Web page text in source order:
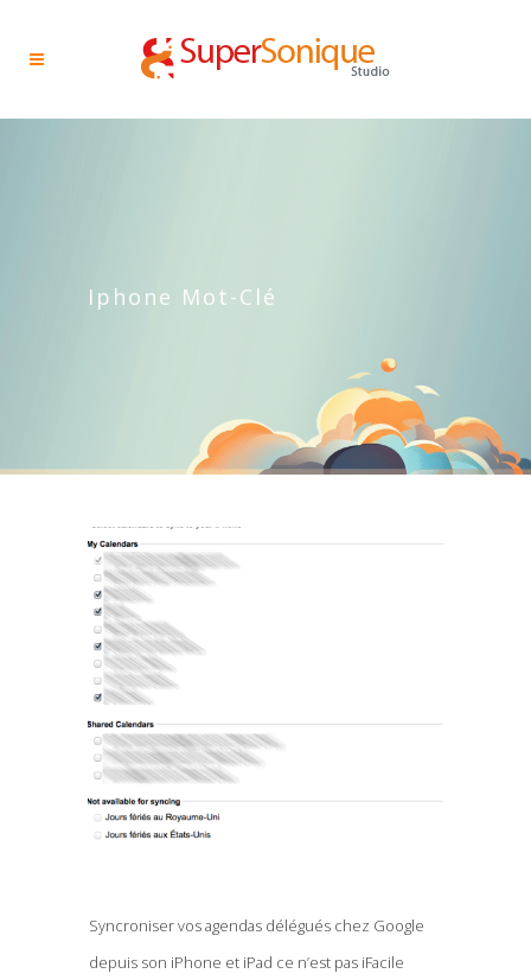
Iphone Mot-Clé
Syncroniser vos agendas délégués chez Google
depuis son iPhone et iPad ce n’est pas iFacile